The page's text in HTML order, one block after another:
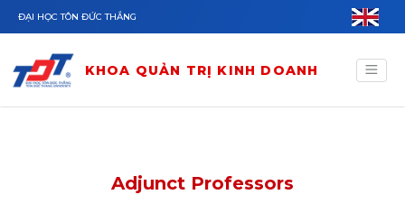
Nhảy đến nội dung
ĐẠI HỌC TÔN ĐỨC THẮNG
KHOA QUẢN TRỊ KINH DOANH
Adjunct Professors